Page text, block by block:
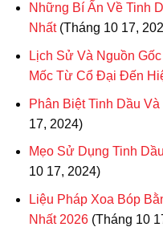
Những Bí Ấn Về Tinh
Nhất (Tháng 10 17,
Lịch Sử Và Nguồn
Mốc Từ Cổ Đại Đến
Phân Biệt Tinh Dầu
17, 2024)
Mẹo Sử Dụng Tinh
10 17, 2024)
Liệu Pháp Xoa Bóp
Nhất 2026 (Tháng 10